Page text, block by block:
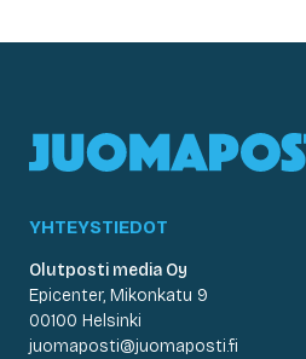
YHTEYSTIEDOT
Olutposti media Oy
Epicenter, Mikonkatu 9
00100 Helsinki
juomaposti@juomaposti.fi